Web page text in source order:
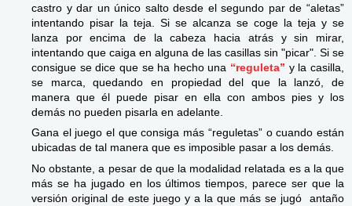
castro y dar un único salto desde el segundo par de “aletas”
intentando pisar la teja. Si se alcanza se coge la teja y se
lanza por encima de la cabeza hacia atrás y sin mirar,
intentando que caiga en alguna de las casillas sin "picar". Si se
consigue se dice que se ha hecho una “reguleta” y la casilla,
se marca, quedando en propiedad del que la lanzó, de
manera que él puede pisar en ella con ambos pies y los
demás no pueden pisarla en adelante.
Gana el juego el que consiga más “reguletas” o cuando están
ubicadas de tal manera que es imposible pasar a los demás.
No obstante, a pesar de que la modalidad relatada es a la que
más se ha jugado en los últimos tiempos, parece ser que la
versión original de este juego y a la que más se jugó antaño